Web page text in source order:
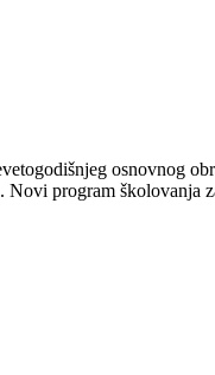
osnovnog
Novi program školovanja